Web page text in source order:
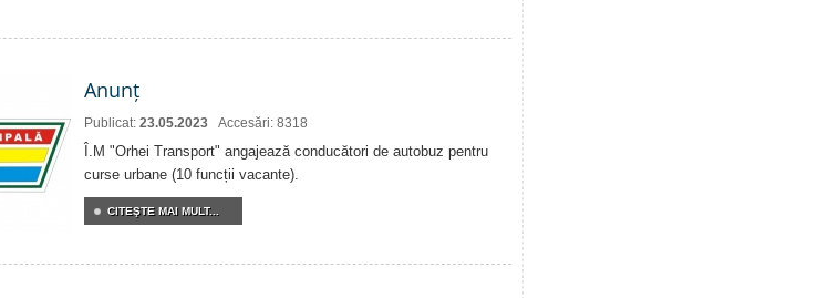
Anunț
Publicat: 23.05.2023 Accesări: 8318
Î.M "Orhei Transport" angajează conducători de autobuz pentru
curse urbane (10 funcții vacante).
CITEŞTE MAI MULT...